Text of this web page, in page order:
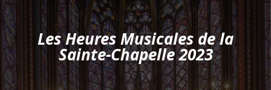
Les Heures Musicales de la
Sainte-Chapelle 2023